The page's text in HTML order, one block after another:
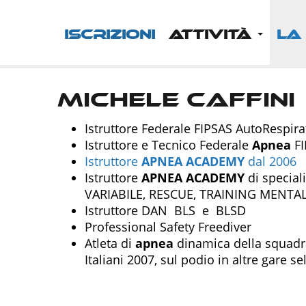
ISCRIZIONI ATTIVITÀ LA
Michele Caffini
Istruttore Federale FIPSAS
Istruttore e Tecnico Federale Apnea
Istruttore APNEA ACADEMY dal 2006
Istruttore APNEA ACADEMY di
VARIABILE, RESCUE, TRAINING
Istruttore DAN BLS e BLSD
Professional Safety Freediver
Atleta di apnea dinamica della
Italiani 2007, sul podio in altre gare